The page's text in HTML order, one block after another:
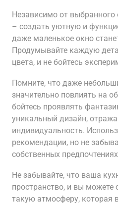
Независимо от выбранного
– создать уютную и
даже маленькое окно
Продумывайте каждую
цвета, и не бойтесь
Помните, что даже
значительно повлиять на
бойтесь проявлять
уникальный дизайн,
индивидуальность.
рекомендации, но не
собственных
Не забывайте, что ваша
пространство, и вы можете
такую атмосферу, которая